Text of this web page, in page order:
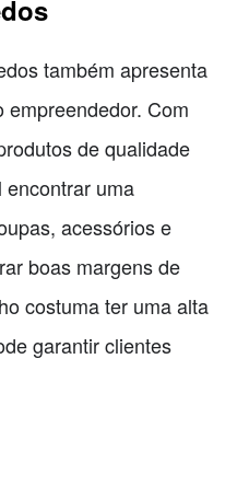
também apresenta
Com
de qualidade
uma
acessórios e
boas margens de
costuma ter uma alta
garantir clientes